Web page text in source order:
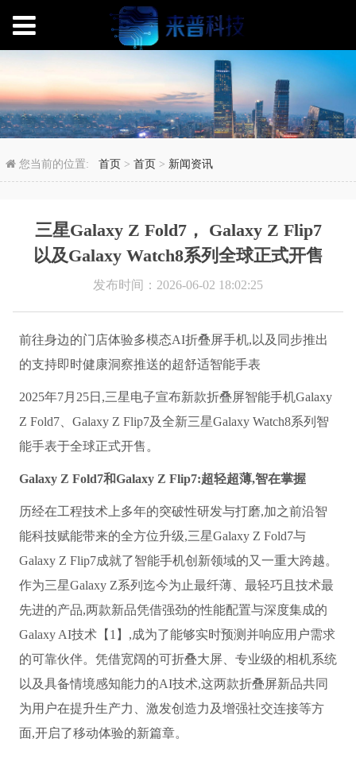
三星Galaxy Z Fold7，
您当前的位置:首页 >首页 > 新闻资讯
三星Galaxy Z Fold7， Galaxy Z Flip7
以及Galaxy Watch8系列全球正式开售
发布时间：2026-06-02 18:02:25
前往身边的门店体验多模态AI折叠屏手机,以及同步推出
的支持即时健康洞察推送的超舒适智能手表
2025年7月25日,三星电子宣布新款折叠屏智能手机Galaxy
Z Fold7、Galaxy Z Flip7及全新三星Galaxy Watch8系列智
能手表于全球正式开售。
Galaxy Z Fold7和Galaxy Z Flip7:超轻超薄,智在掌握
历经在工程技术上多年的突破性研发与打磨,加之前沿智
能科技赋能带来的全方位升级,三星Galaxy Z Fold7与
Galaxy Z Flip7成就了智能手机创新领域的又一重大跨越。
作为三星Galaxy Z系列迄今为止最纤薄、最轻巧且技术最
先进的产品,两款新品凭借强劲的性能配置与深度集成的
Galaxy AI技术【1】,成为了能够实时预测并响应用户需求
的可靠伙伴。凭借宽阔的可折叠大屏、专业级的相机系统
以及具备情境感知能力的AI技术,这两款折叠屏新品共同
为用户在提升生产力、激发创造力及增强社交连接等方
面,开启了移动体验的新篇章。